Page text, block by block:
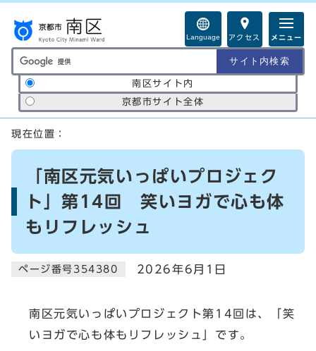
Language アクセス メニュー
サイト内検索の範囲
南区サイト内
京都市サイト全体
ここから本文です
現在位置：
「南区元気いっぱいプロジェク
ト」第14回 笑いヨガで心も体
もリフレッシュ
ページ番号354380 2026年6月1日
南区元気いっぱいプロジェクト第14回は、「笑
いヨガで心も体もリフレッシュ」です。